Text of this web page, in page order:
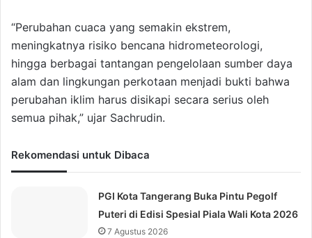
“Perubahan cuaca yang semakin ekstrem,
meningkatnya risiko bencana hidrometeorologi,
hingga berbagai tantangan pengelolaan sumber daya
alam dan lingkungan perkotaan menjadi bukti bahwa
perubahan iklim harus disikapi secara serius oleh
semua pihak,” ujar Sachrudin.
Rekomendasi untuk Dibaca
PGI Kota Tangerang Buka Pintu Pegolf
Puteri di Edisi Spesial Piala Wali Kota 2026
7 Agustus 2026